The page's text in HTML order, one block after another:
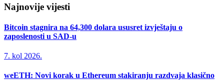
Najnovije vijesti
Bitcoin stagnira na 64,300 dolara ususret izvještaju o
zaposlenosti u SAD-u
7. kol 2026.
weETH: Novi korak u Ethereum stakiranju razdvaja klasično